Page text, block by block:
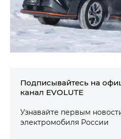
Подписывайтесь на
канал EVOLUTE
Узнавайте первым
электромобиля России